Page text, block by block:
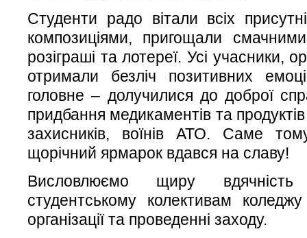
Студенти радо вітали всіх
композиціями, пригощали
розіграші та лотереї. Усі учасники,
отримали безліч позитивних
головне – долучилися до доброї
придбання медикаментів та
захисників, воїнів АТО. Саме
щорічний ярмарок вдався на славу!
Висловлюємо щиру
студентському колективам
організації та проведенні заходу.